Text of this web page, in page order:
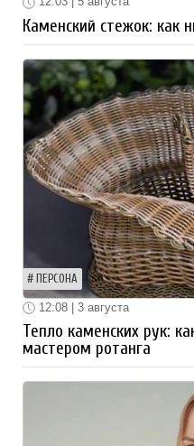
Каменский стежок: как
ПЕРСОНА
12:08 | 3 августа
Тепло каменских рук:
мастером ротанга